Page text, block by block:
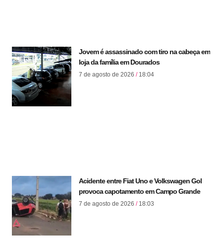
Jovem é assassinado com tiro na cabeça em
loja da família em Dourados
7 de agosto de 2026 18:04
Acidente entre Fiat Uno e Volkswagen Gol
provoca capotamento em Campo Grande
7 de agosto de 2026 18:03